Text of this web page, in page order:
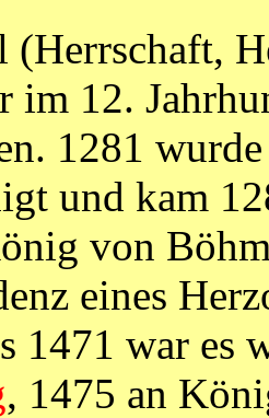
(Herrschaft,
im 12.
1281
und kam
von
eines
1471 war es
, 1475 an